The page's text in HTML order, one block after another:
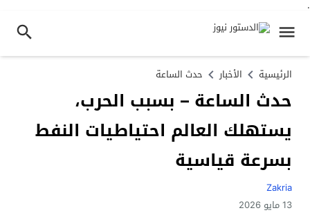
.
الرئيسية الأخبار حدث الساعة
حدث الساعة – بسبب الحرب،
يستهلك العالم احتياطيات النفط
بسرعة قياسية
Zakria
13 مايو 2026